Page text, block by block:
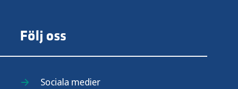
Följ oss
Sociala medier